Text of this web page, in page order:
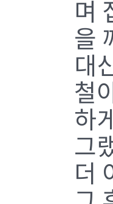
며
을
대
철
하
그
더